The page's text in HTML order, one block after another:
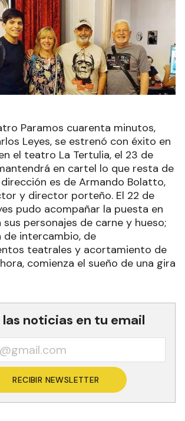
Paramos cuarenta minutos,
Leyes, se estrenó con éxito en
el teatro La Tertulia, el 23 de
en cartel lo que resta de
es de Armando Bolatto,
y director porteño. El 22 de
pudo acompañar la puesta en
sus personajes de carne y hueso;
de intercambio, de
teatrales y acortamiento de
comienza el sueño de una gira
las noticias en tu email
RECIBIR NEWSLETTER